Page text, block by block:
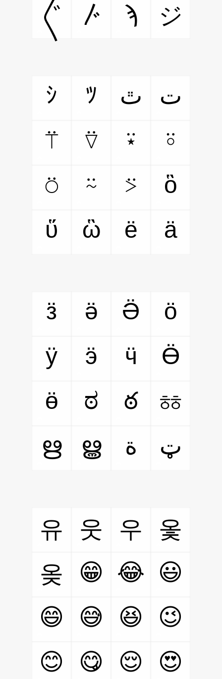
〲
〴 ϡ ジ
ｼ ﾂ ﭢ
ت
⍡
⍢ ⍣
⍤
⍥
⍨ ⍩
ὃ
ὕ
ὣ ё ӓ
ӟ ӛ Ӛ
ӧ
ӱ
ӭ ӵ
Ӫ
ӫ
ಠ ఠ
ㆅ
ഋ
ൠ ة ټ
유 웃 우
옻
옺
😁 😂
😃
😄
😅 😆
😉
😊
😋 😌 😍